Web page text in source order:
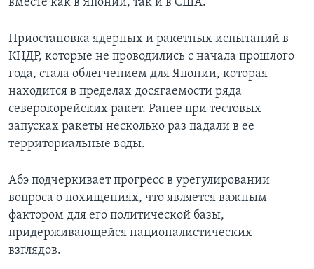
вместе как в Японии, так и в США.
Приостановка ядерных и ракетных испытаний в
КНДР, которые не проводились с начала прошлого
года, стала облегчением для Японии, которая
находится в пределах досягаемости ряда
северокорейских ракет. Ранее при тестовых
запусках ракеты несколько раз падали в ее
территориальные воды.
Абэ подчеркивает прогресс в урегулировании
вопроса о похищениях, что является важным
фактором для его политической базы,
придерживающейся националистических
взглядов.